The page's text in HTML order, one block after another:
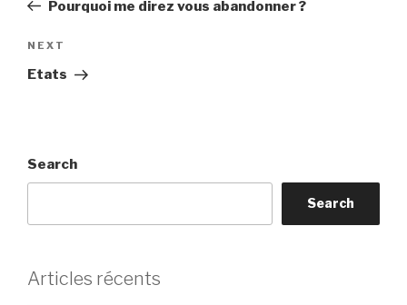
Pourquoi me direz vous abandonner ?
Next
Post
NEXT
Etats
Search
Search
Articles récents